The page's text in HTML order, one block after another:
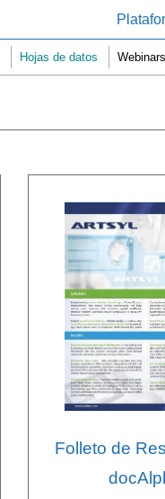
Hojas de datos Webinars
Folleto de